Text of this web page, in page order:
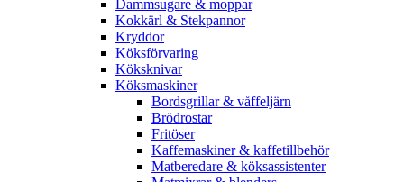
Dammsugare & moppar
Kokkärl & Stekpannor
Kryddor
Köksförvaring
Köksknivar
Köksmaskiner
Bordsgrillar & våffeljärn
Brödrostar
Fritöser
Kaffemaskiner & kaffetillbehör
Matberedare & köksassistenter